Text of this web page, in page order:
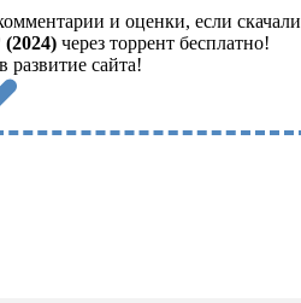
и оценки, если скачали
через торрент бесплатно!
развитие сайта!